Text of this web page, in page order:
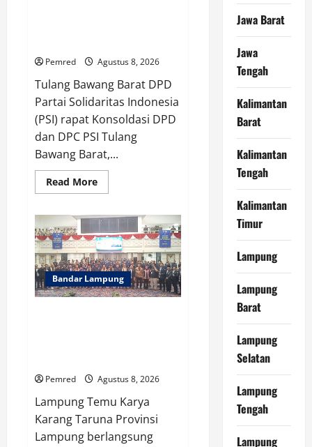
Pemred Agustus 8, 2026
Tulang Bawang Barat DPD
Partai Solidaritas Indonesia
(PSI) rapat Konsoldasi DPD
dan DPC PSI Tulang
Bawang Barat,...
Read MoreRead
more
Rapat
Konsolidasi
DPD
dan
DPC
PSI
Tubaba,
Eko
Sunarko:
Bandar Lampung
Pemred Agustus 8, 2026
Lampung Temu Karya
Karang Taruna Provinsi
Lampung berlangsung
Jawa Barat
Jawa
Tengah
Kalimantan
Barat
Kalimantan
Tengah
Kalimantan
Timur
Lampung
Lampung
Barat
Lampung
Selatan
Lampung
Tengah
Lampung